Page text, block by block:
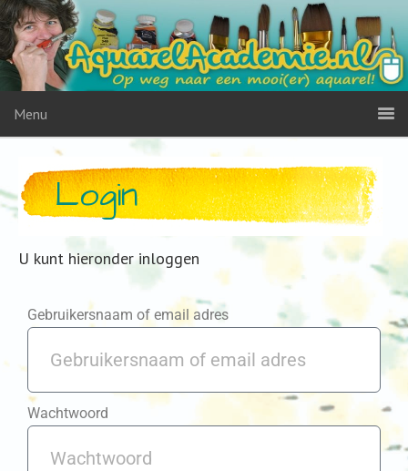
Menu
Login
U kunt hieronder inloggen
Gebruikersnaam of email adres
Wachtwoord